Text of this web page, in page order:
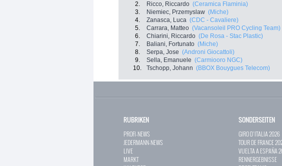
2.
Ricco, Riccardo (Ceramica Flaminia)
3.
Niemiec, Przemyslaw (Miche)
4.
Zanasca, Luca (CDC - Cavaliere)
5.
Carrara, Matteo (Vacansoleil PRO Cycling Team)
6.
Chiarini, Riccardo (De Rosa - Stac Plastic)
7.
Baliani, Fortunato (Miche)
8.
Serpa, Jose (Androni Giocattoli)
9.
Sella, Emanuele (Carmiooro NGC)
10.
Tschopp, Johann (BBOX Bouygues Telecom)
RUBRIKEN
PROFI-NEWS
JEDERMANN-NEWS
LIVE
MARKT
SONDERSEITEN
GIRO D`ITALIA 2026
TOUR DE FRANCE
VUELTA A ESPAÑA
RENNERGEBNISSE